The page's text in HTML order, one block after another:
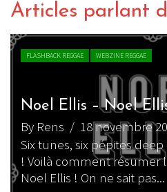
Articles parlant
FLASHBACK REGGAE WEBZINE REGGAE
Noel Ellis – Noel
By Rens / 18 novembre
Six tunes, six pépites
! Voilà comment résumer
Noel Ellis ! On ne sait pas...